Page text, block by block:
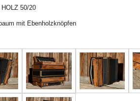
50/20
mit Ebenholzknöpfen